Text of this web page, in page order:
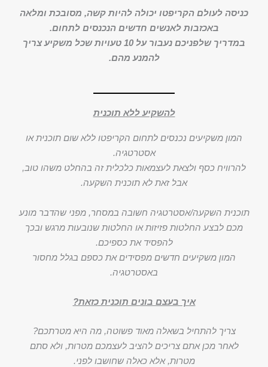
כניסה לעולם הקריפטו יכולה להיות קשה, מסובכת ומלאה
באכזבות לאנשים חדשים הנכנסים לתחום.
במדריך שלפניכם נעבור על 10 טעויות שכל משקיע צריך
להמנע מהם.
להשקיע ללא תוכנית
המון משקיעים נכנסים לתחום הקריפטו ללא שום תוכנית או
אסטרטגיה.
להרוויח כסף ולצאת לעצמאות כלכלית זה בהחלט משהו טוב,
אבל זאת לא תוכנית השקעה.
תוכנית השקעה/אסטרטגיה חשובה במסחר, מפני שהדבר מונע
מכם לבצע החלטות פזיזות או החלטות שנובעות מרגש ובכך
להפסיד את כספיכם.
המון משקיעים חדשים מפסידים את כספם בגלל מחסור
באסטרטגיה.
איך בעצם בונים תוכנית כזאת?
צריך להתחיל בשאלה מאוד פשוטה, מה היא מטרתכם?
לאחר מכן אתם צריכים להציב לעצמכם מטרות, ולא סתם
מטרות, אלא כאלה שחושבו לפני.